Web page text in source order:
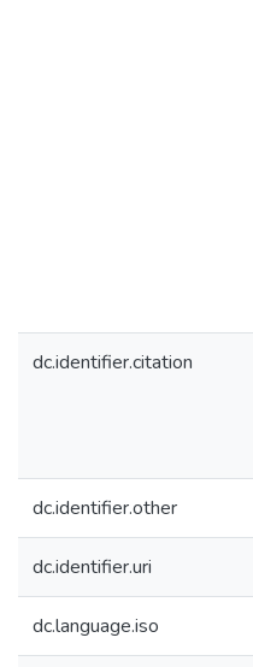
dc.identifier.citation
dc.identifier.other
dc.identifier.uri
dc.language.iso